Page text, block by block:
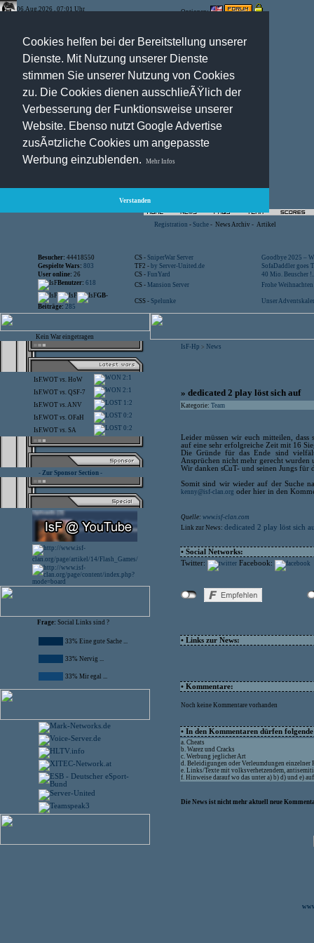
Cookies helfen bei der Bereitstellung unserer
Dienste. Mit Nutzung unserer Dienste
stimmen Sie unserer Nutzung von Cookies
zu. Die Cookies dienen ausschlieÃŸlich der
Verbesserung der Funktionsweise unserer
Website. Ebenso nutzt Google Advertise
zusÃ¤tzliche Cookies um angepasste
Werbung einzublenden.
Mehr Infos
Verstanden
06.Aug.2026 , 07:01 Uhr Optionen:
Registration - Suche - News Archiv - Artikel
Besucher: 44418550 CS - SniperWar Server
Goodbye 2025 –
Gespielte Wars: 803 TF2 - by Server-United.de
SofaDaddler goes
User online: 26 CS - FunYard
40 Mio. Beuscher
Benutzer: 618 CS - Mansion Server
Frohe
GB-
Beiträge: 285
CSS - Spelunke Unser
Kein War eingetragen
IsF.WOT vs. HoW 2:1
IsF.WOT vs. QSF-7 2:1
IsF.WOT vs.ANV 1:2
IsF.WOT vs. OFaH 0:2
IsF.WOT vs. SA 0:2
- Zur Sponsor Section -
Frage: Social Links sind ?
33% Eine gute Sache ...
33% Nervig ...
33% Mir egal ...
IsF-Hp > News
» dedicated 2 play löst sich auf
Kategorie: Team
Leider müssen wir euch mitteilen,
auf eine sehr erfolgreiche Zeit mit 16
Die Gründe für das Ende sind
Ansprüchen nicht mehr gerecht
Wir danken sCuT- und seinen Jungs
Somit sind wir wieder auf der Suche
kenny@isf-clan.org oder hier in den
Quelle: www.isf-clan.com
Link zur News: dedicated 2 play löst sich
• Social Networks:
Twitter:
Facebook:
• Links zur News:
• Kommentare:
Noch keine Kommentare vorhanden
• In den Kommentaren dürfen
a. Cheats
b. Warez und Cracks
c. Werbung jeglicher Art
d. Beleidigungen oder Verleumdungen einzelner
e. Links/Texte mit volksverhetzendem,
f. Hinweise darauf wo das unter a) b) d) und e)
Die News ist nicht mehr aktuell neue